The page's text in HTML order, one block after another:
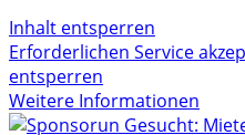
Inhalt entsperren
Erforderlichen Service
entsperren
Weitere Informationen